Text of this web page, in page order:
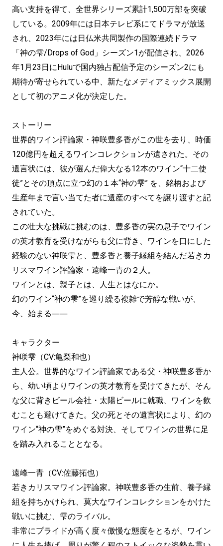
高い支持を得て、全世界シリーズ累計1,500万部を突破
している。2009年には日本テレビ系にてドラマが放送
され、2023年には日仏米共同製作の国際連続ドラマ
「神の雫/Drops of God」シーズン1が配信され、2026
年1月23日にHuluで国内独占配信予定のシーズン2にも
期待が寄せられている中、新たなメディアミックス展開
として初のアニメ化が決定した。
ストーリー
世界的ワイン評論家・神咲豊多香がこの世を去り、時価
120億円を超えるワインコレクションが遺された。その
遺言状には、彼が選んだ偉大なる12本のワイン“十二使
徒”とその頂点に立つ幻の１本“神の雫” を、銘柄および
生産年まで言い当てた者に遺産のすべてを譲り渡すと記
されていた。
この壮大な挑戦に挑むのは、豊多香の実の息子でワイン
の英才教育を受けながらも父に背き、ワインを口にした
経験のない神咲雫と、豊多香と養子縁組を結んだ若きカ
リスマワイン評論家・遠峰一青の２人。
ワインとは、親子とは、人生とはなにか。
幻のワイン“神の雫”を巡り繰る複雑で芳醇な戦いが、
今、始まる――
キャラクター
神咲雫（CV:亀梨和也）
主人公。世界的なワイン評論家である父・神咲豊多香か
ら、幼い頃よりワインの英才教育を受けてきたが、そん
な父に背きビール会社・太陽ビールに就職、ワインを飲
むことも避けてきた。父の死とその遺言状により、幻の
ワイン“神の雫”をめぐる対決、そしてワインの世界に足
を踏み入れることとなる。
遠峰一青（CV:佐藤拓也）
若きカリスマワイン評論家。神咲豊多香の生前、養子縁
組を持ちかけられ、莫大なワインコレクションをかけた
戦いに挑む、雫のライバル。
非常にプライドが高く度々傲慢な態度をとるが、ワイン